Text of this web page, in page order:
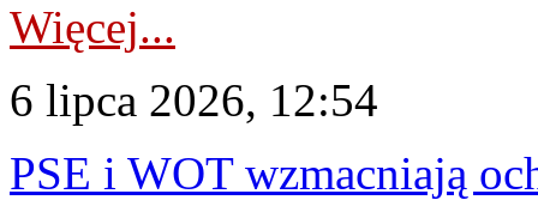
Więcej...
6 lipca 2026, 12:54
PSE i WOT wzmacniają